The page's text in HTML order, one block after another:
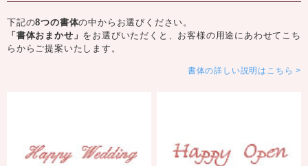
下記の8つの書体の中からお選びください。
「書体おまかせ」 をお選びいただくと、お客様の用途にあわせてこち
らからご提案いたします。
書体の詳しい説明はこちら